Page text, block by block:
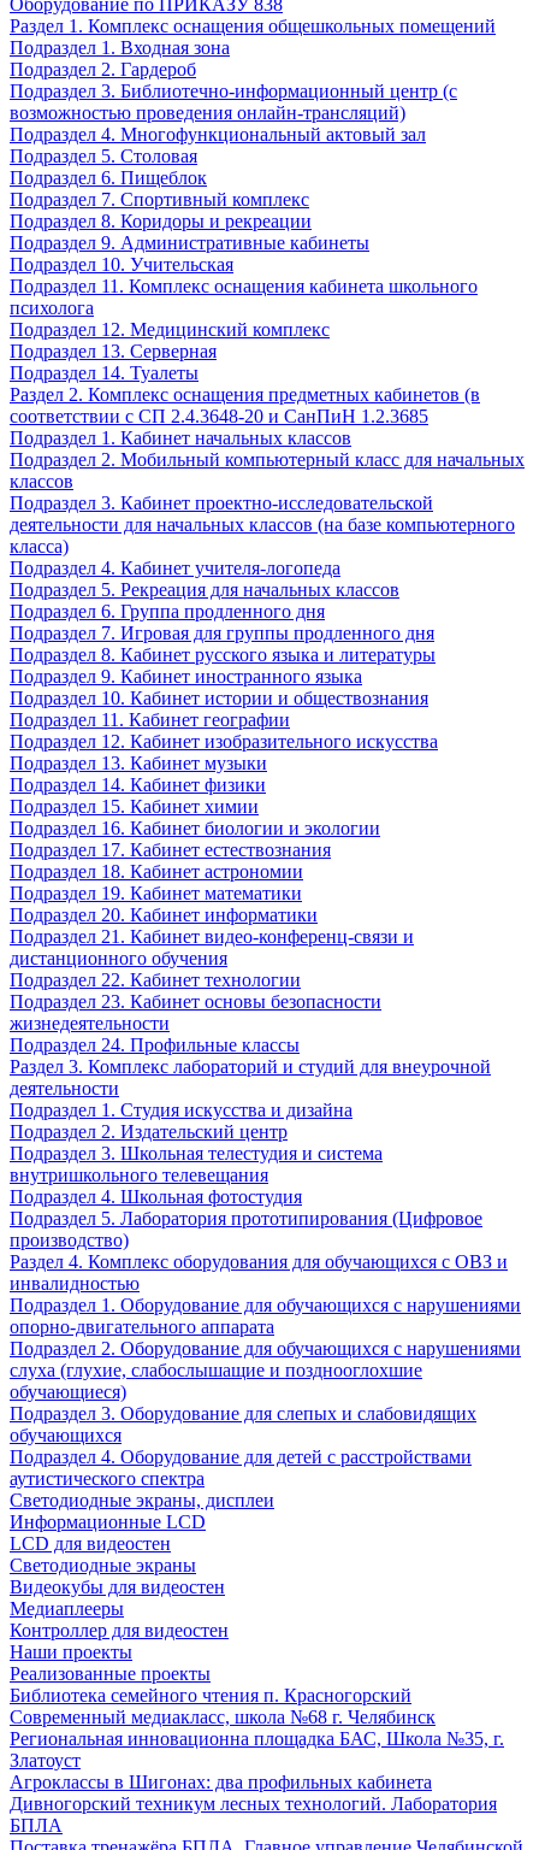
Оборудование по ПРИКАЗУ 838
Раздел 1. Комплекс оснащения общешкольных помещений
Подраздел 1. Входная зона
Подраздел 2. Гардероб
Подраздел 3. Библиотечно-информационный центр (с
возможностью проведения онлайн-трансляций)
Подраздел 4. Многофункциональный актовый зал
Подраздел 5. Столовая
Подраздел 6. Пищеблок
Подраздел 7. Спортивный комплекс
Подраздел 8. Коридоры и рекреации
Подраздел 9. Административные кабинеты
Подраздел 10. Учительская
Подраздел 11. Комплекс оснащения кабинета школьного
психолога
Подраздел 12. Медицинский комплекс
Подраздел 13. Серверная
Подраздел 14. Туалеты
Раздел 2. Комплекс оснащения предметных кабинетов (в
соответствии с СП 2.4.3648-20 и СанПиН 1.2.3685
Подраздел 1. Кабинет начальных классов
Подраздел 2. Мобильный компьютерный класс для начальных
классов
Подраздел 3. Кабинет проектно-исследовательской
деятельности для начальных классов (на базе компьютерного
класса)
Подраздел 4. Кабинет учителя-логопеда
Подраздел 5. Рекреация для начальных классов
Подраздел 6. Группа продленного дня
Подраздел 7. Игровая для группы продленного дня
Подраздел 8. Кабинет русского языка и литературы
Подраздел 9. Кабинет иностранного языка
Подраздел 10. Кабинет истории и обществознания
Подраздел 11. Кабинет географии
Подраздел 12. Кабинет изобразительного искусства
Подраздел 13. Кабинет музыки
Подраздел 14. Кабинет физики
Подраздел 15. Кабинет химии
Подраздел 16. Кабинет биологии и экологии
Подраздел 17. Кабинет естествознания
Подраздел 18. Кабинет астрономии
Подраздел 19. Кабинет математики
Подраздел 20. Кабинет информатики
Подраздел 21. Кабинет видео-конференц-связи и
дистанционного обучения
Подраздел 22. Кабинет технологии
Подраздел 23. Кабинет основы безопасности
жизнедеятельности
Подраздел 24. Профильные классы
Раздел 3. Комплекс лабораторий и студий для внеурочной
деятельности
Подраздел 1. Студия искусства и дизайна
Подраздел 2. Издательский центр
Подраздел 3. Школьная телестудия и система
внутришкольного телевещания
Подраздел 4. Школьная фотостудия
Подраздел 5. Лаборатория прототипирования (Цифровое
производство)
Раздел 4. Комплекс оборудования для обучающихся с ОВЗ и
инвалидностью
Подраздел 1. Оборудование для обучающихся с нарушениями
опорно-двигательного аппарата
Подраздел 2. Оборудование для обучающихся с нарушениями
слуха (глухие, слабослышащие и позднооглохшие
обучающиеся)
Подраздел 3. Оборудование для слепых и слабовидящих
обучающихся
Подраздел 4. Оборудование для детей с расстройствами
аутистического спектра
Светодиодные экраны, дисплеи
Информационные LCD
LCD для видеостен
Светодиодные экраны
Видеокубы для видеостен
Медиаплееры
Контроллер для видеостен
Наши проекты
Реализованные проекты
Библиотека семейного чтения п. Красногорский
Современный медиакласс, школа №68 г. Челябинск
Региональная инновационна площадка БАС, Школа №35, г.
Златоуст
Агроклассы в Шигонах: два профильных кабинета
Дивногорский техникум лесных технологий. Лаборатория
БПЛА